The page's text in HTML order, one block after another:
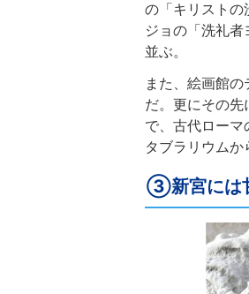
の「キリストの
ジョの「洗礼
並ぶ。
また、絵画館
だ。更にその
で、古代ロー
タブラリウムか
③新宮には